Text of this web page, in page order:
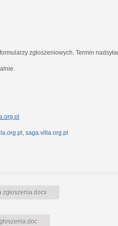
zgłoszeniowych. Termin
, saga.villa.org.pl